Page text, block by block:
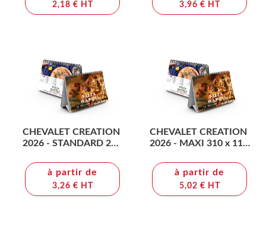
2,18 € HT 3,96 € HT
CHEVALET CREATION
2026 - STANDARD 210
FEUILLETS -
IMPRESSION RECTO
SEUL - PAPIER 170g -
à partir de
3,26 € HT
CHEVALET CREATION
2026 - MAXI 310 x 110
IMPRESSION RECTO
SEUL - PAPIER 170g -
RELIURE SPIRALE
à partir de
5,02 € HT